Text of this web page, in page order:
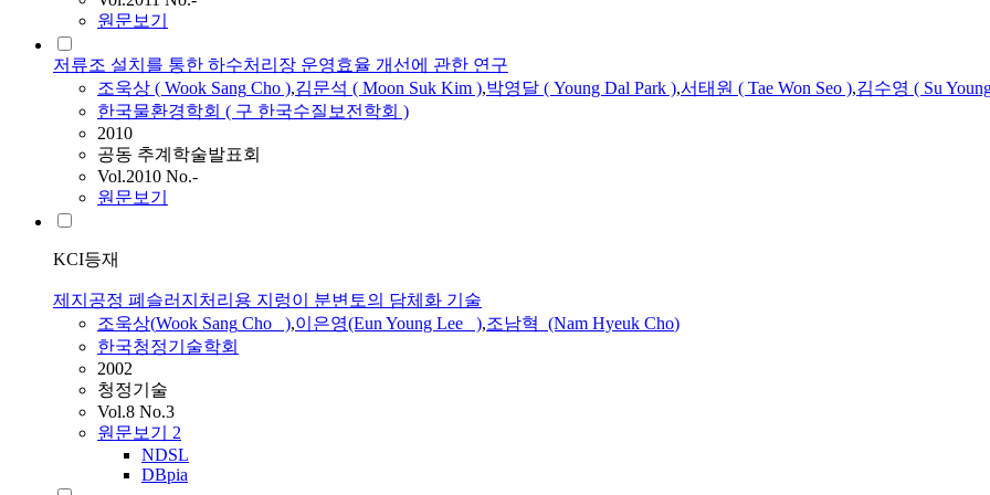
원문보기
저류조 설치를 통한 하수처리장 운영효율 개선에 관한 연구
조욱상 ( Wook Sang Cho ),김문석 ( Moon Suk Kim ),박영달 ( Young Dal Park ),서태원 ( Tae Won Seo ),김수영 ( Su
한국물환경학회 ( 구 한국수질보전학회 )
2010
공동 추계학술발표회
Vol.2010 No.-
원문보기
KCI등재
제지공정 폐슬러지처리용 지렁이 분변토의 담체화 기술
조욱상(Wook Sang Cho ),이은영(Eun Young Lee ),조남혁 (Nam Hyeuk Cho)
한국청정기술학회
2002
청정기술
Vol.8 No.3
원문보기 2
NDSL
DBpia